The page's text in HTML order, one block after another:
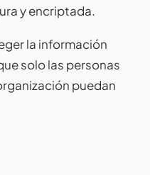
y encriptada.
la información
solo las personas
puedan